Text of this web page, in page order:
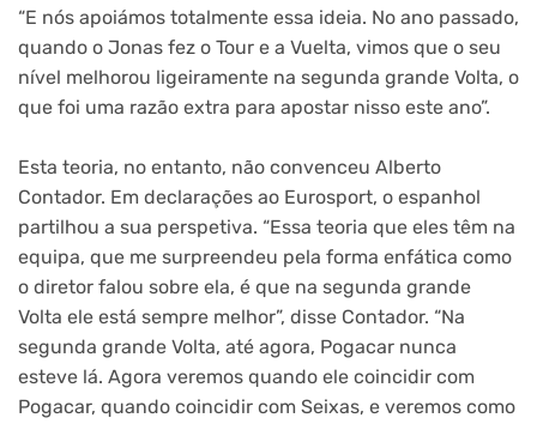
“E nós apoiámos totalmente essa ideia. No ano passado,
quando o Jonas fez o Tour e a Vuelta, vimos que o seu
nível melhorou ligeiramente na segunda grande Volta, o
que foi uma razão extra para apostar nisso este ano”.
Esta teoria, no entanto, não convenceu Alberto
Contador. Em declarações ao Eurosport, o espanhol
partilhou a sua perspetiva. “Essa teoria que eles têm na
equipa, que me surpreendeu pela forma enfática como
o diretor falou sobre ela, é que na segunda grande
Volta ele está sempre melhor”, disse Contador. “Na
segunda grande Volta, até agora, Pogacar nunca
esteve lá. Agora veremos quando ele coincidir com
Pogacar, quando coincidir com Seixas, e veremos como